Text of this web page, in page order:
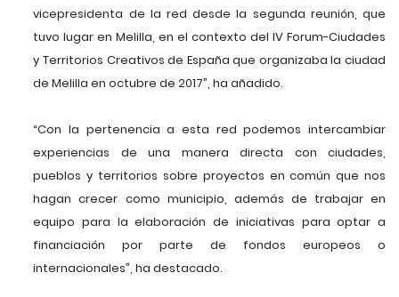
vicepresidenta de la red desde la segunda reunión, que
tuvo lugar en Melilla, en el contexto del IV Forum-Ciudades
y Territorios Creativos de España que organizaba la ciudad
de Melilla en octubre de 2017”, ha añadido.
“Con la pertenencia a esta red podemos intercambiar
experiencias de una manera directa con ciudades,
pueblos y territorios sobre proyectos en común que nos
hagan crecer como municipio, además de trabajar en
equipo para la elaboración de iniciativas para optar a
financiación por parte de fondos europeos o
internacionales”, ha destacado.